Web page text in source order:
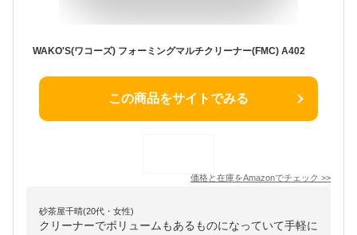
WAKO'S(ワコーズ) フォーミングマルチクリーナー(FMC) A402
この商品をサイトでみる
価格と在庫をAmazonでチェック >>
砂茶屋千晴(20代・女性)
クリーナーでボリュームもあるものになっていて手軽に